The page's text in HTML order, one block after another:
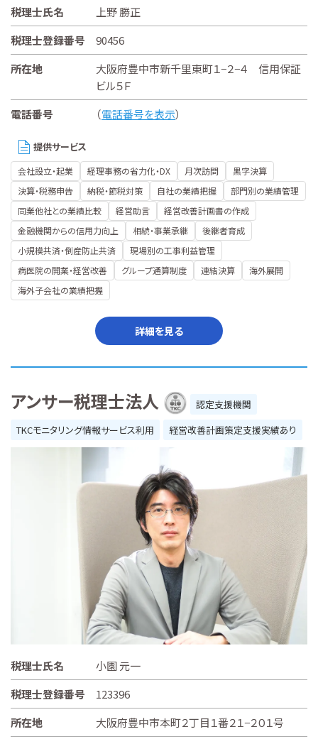
税理士氏名
上野 勝正
税理士登録番号
90456
所在地
大阪府豊中市新千里東町１−２−４ 信用保証
ビル５Ｆ
電話番号
（電話番号を表示）
提供サービス
会社設立・起業 経理事務の省力化・DX 月次訪問
黒字決算
決算・税務申告
納税・節税対策 自社の業績把握
部門別の業績管理
同業他社との業績比較
経営助言
経営改善計画書の作成
金融機関からの信用力向上
相続・事業承継
後継者育成
小規模共済・倒産防止共済
現場別の工事利益管理
病医院の開業・経営改善
グループ通算制度 連結決算
海外展開
海外子会社の業績把握
詳細を見る
アンサー税理士法人
認定支援機関
TKCモニタリング情報サービス利用
経営改善計画策定支援実績あり
税理士氏名
小園 元一
税理士登録番号
123396
所在地
大阪府豊中市本町２丁目１番２１−２０１号